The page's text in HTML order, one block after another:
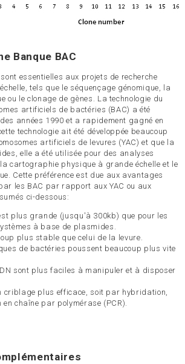
Banque BAC
essentielles aux projets de recherche
tels que le séquençage génomique, la
ou le clonage de gènes. La technologie du
artificiels de bactéries (BAC) a été
années 1990 et a rapidement gagné en
technologie ait été développée beaucoup
artificiels de levures (YAC) et que la
elle a été utilisée pour des analyses
cartographie physique à grande échelle et le
Cette préférence est due aux avantages
les BAC par rapport aux YAC ou aux
ci-dessous:
plus grande (jusqu'à 300kb) que pour les
à base de plasmides.
plus stable que celui de la levure.
de bactéries poussent beaucoup plus vite
sont plus faciles à manipuler et à disposer
criblage plus efficace, soit par hybridation,
chaîne par polymérase (PCR).